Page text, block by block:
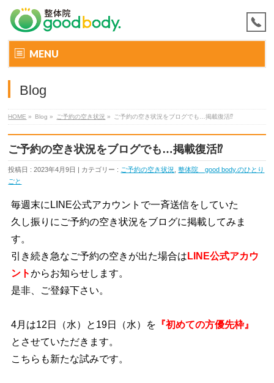
MENU
Blog
HOME » Blog » ご予約の空き状況 » ご予約の空き状況をブログでも…掲載復活⁉
ご予約の空き状況をブログでも…掲載復活⁉
投稿日 : 2023年4月9日 | カテゴリー : ご予約の空き状況 ,整体院 good body.のひとり
ごと
毎週末にLINE公式アカウントで一斉送信をしていた
久し振りにご予約の空き状況をブログに掲載してみま
す。
引き続き急なご予約の空きが出た場合は LINE公式アカウ
ントからお知らせします。
是非、ご登録下さい。
4月は12日（水）と19日（水）を 『初めての方優先枠』
とさせていただきます。
こちらも新たな試みです。